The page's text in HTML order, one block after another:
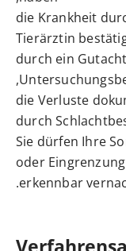
die Krankheit
Tierärztin
durch ein
,
die Verluste
durch
Sie dürfen Ihre
oder
erkennbar